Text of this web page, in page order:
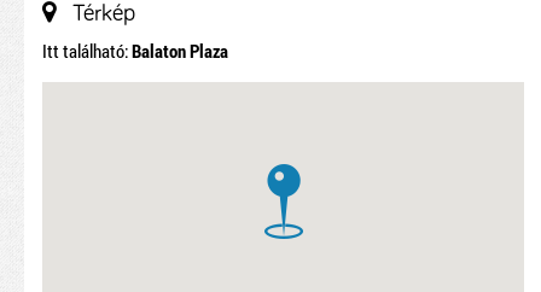
Térkép
Itt található:Balaton Plaza